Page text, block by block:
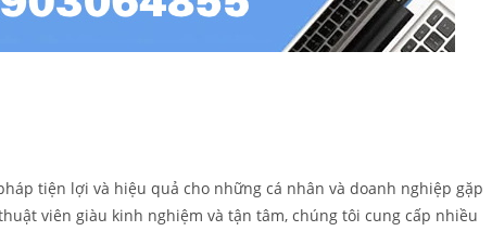
tiện lợi và hiệu quả cho những cá nhân và doanh nghiệp gặp
viên giàu kinh nghiệm và tận tâm, chúng tôi cung cấp nhiều